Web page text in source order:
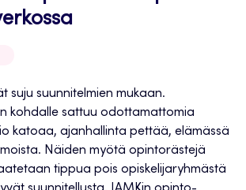
suju suunnitelmien mukaan.
kohdalle sattuu odottamattomia
katoaa, ajanhallinta pettää, elämässä
Näiden myötä opintorästejä
tippua pois opiskelijaryhmästä